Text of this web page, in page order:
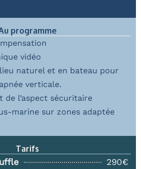
programme
vidéo
naturel et en bateau pour
verticale.
de l’aspect sécuritaire
marine sur zones adaptée
Tarifs
290€